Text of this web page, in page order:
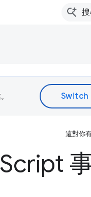
這對你
Script